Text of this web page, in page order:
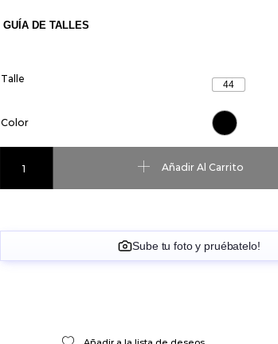
GUÍA DE TALLES
Talle
44
Color
Añadir Al Carrito
Sube tu foto y pruébatelo!